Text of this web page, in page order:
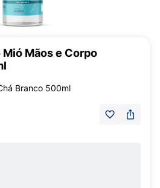
Mãos e Corpo
Branco 500ml